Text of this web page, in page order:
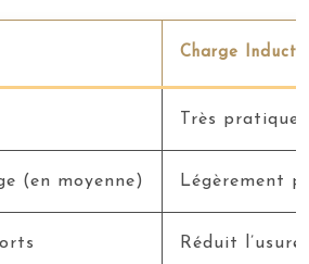
Charge
Très
(en moyenne) Légèrement
Réduit l’usure